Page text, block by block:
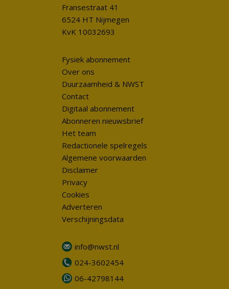
Fransestraat 41
6524 HT Nijmegen
KvK 10032693
Fysiek abonnement
Over ons
Duurzaamheid & NWST
Contact
Digitaal abonnement
Abonneren nieuwsbrief
Het team
Redactionele spelregels
Algemene voorwaarden
Disclaimer
Privacy
Cookies
Adverteren
Verschijningsdata
info@nwst.nl
024-3602454
06-42798144